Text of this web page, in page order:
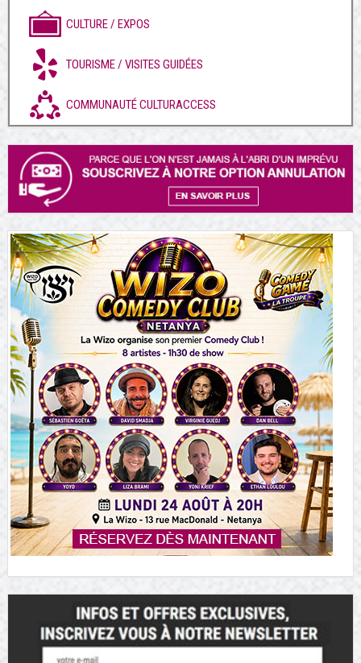
CULTURE / EXPOS
TOURISME / VISITES GUIDÉES
COMMUNAUTÉ CULTURACCESS